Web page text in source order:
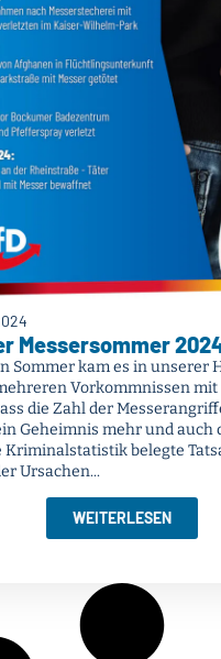
Messersommer
Sommer kam es in unserer
Vorkommnissen mit
die Zahl der
Geheimnis mehr und auch
belegte
Ursachen...
WEITERLESEN